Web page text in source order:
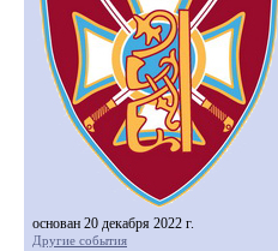
основан 20 декабря 2022 г.
Другие события